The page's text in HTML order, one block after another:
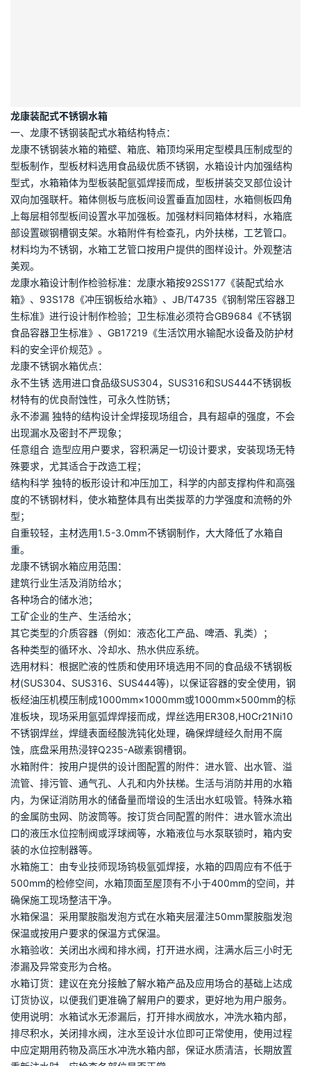
龙康装配式不锈钢水箱
一、龙康不锈钢装配式水箱结构特点：
龙康不锈钢装水箱的箱壁、箱底、箱顶均采用定型模具压制成型的
型板制作，型板材料选用食品级优质不锈钢，水箱设计内加强结构
型式，水箱箱体为型板装配氩弧焊接而成，型板拼装交叉部位设计
双向加强联杆。箱体侧板与底板间设置垂直加固柱，水箱侧板四角
上每层相邻型板间设置水平加强板。加强材料同箱体材料，水箱底
部设置碳钢槽钢支架。水箱附件有检查孔，内外扶梯，工艺管口。
材料均为不锈钢，水箱工艺管口按用户提供的图样设计。外观整洁
美观。
龙康水箱设计制作检验标准：龙康水箱按92SS177《装配式给水
箱》、93S178《冲压钢板给水箱》、JB/T4735《钢制常压容器卫
生标准》进行设计制作检验；卫生标准必须符合GB9684《不锈钢
食品容器卫生标准》、GB17219《生活饮用水输配水设备及防护材
料的安全评价规范》。
龙康不锈钢水箱优点：
永不生锈 选用进口食品级SUS304，SUS316和SUS444不锈钢板
材特有的优良耐蚀性，可永久性防锈；
永不渗漏 独特的结构设计全焊接现场组合，具有超卓的强度，不会
出现漏水及密封不严现象；
任意组合 造型应用户要求，容积满足一切设计要求，安装现场无特
殊要求，尤其适合于改造工程；
结构科学 独特的板形设计和冲压加工，科学的内部支撑构件和高强
度的不锈钢材料，使水箱整体具有出类拔萃的力学强度和流畅的外
型；
自重较轻，主材选用1.5-3.0mm不锈钢制作，大大降低了水箱自
重。
龙康不锈钢水箱应用范围：
建筑行业生活及消防给水；
各种场合的储水池；
工矿企业的生产、生活给水；
其它类型的介质容器（例如：液态化工产品、啤酒、乳类）；
各种类型的循环水、冷却水、热水供应系统。
选用材料：根据贮液的性质和使用环境选用不同的食品级不锈钢板
材(SUS304、SUS316、SUS444等)，以保证容器的安全使用，钢
板经油压机模压制成1000mm×1000mm或1000mm×500mm的标
准板块，现场采用氩弧焊焊接而成，焊丝选用ER308,H0Cr21Ni10
不锈钢焊丝，焊缝表面经酸洗钝化处理，确保焊缝经久耐用不腐
蚀，底盘采用热浸锌Q235-A碳素钢槽钢。
水箱附件：按用户提供的设计图配置的附件：进水管、出水管、溢
流管、排污管、通气孔、人孔和内外扶梯。生活与消防并用的水箱
内，为保证消防用水的储备量而增设的生活出水虹吸管。特殊水箱
的金属防虫网、防波筒等。按订货合同配置的附件：进水管水流出
口的液压水位控制阀或浮球阀等，水箱液位与水泵联锁时，箱内安
装的水位控制器等。
水箱施工：由专业技师现场钨极氩弧焊接，水箱的四周应有不低于
500mm的检修空间，水箱顶面至屋顶有不小于400mm的空间，并